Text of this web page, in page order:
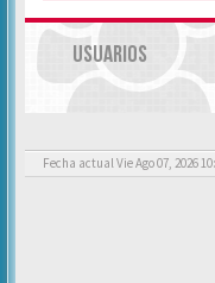
USUARIOS
Fecha actual Vie Ago 07, 2026